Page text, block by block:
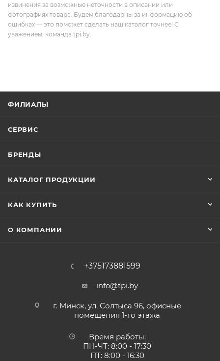
извинения за возможные неточности в описании или
фотографиях товара. Будем благодарны за информацию об
ошибках — это поможет сделать наш каталог точнее! С
уважением, команда tpi.by.
ФИЛИАЛЫ
СЕРВИС
БРЕНДЫ
КАТАЛОГ ПРОДУКЦИИ
КАК КУПИТЬ
О КОМПАНИИ
+375173881599
info@tpi.by
г. Минск, ул. Солтыса 96, офисные
помещения 1-го этажа
Время работы:
ПН-ЧТ: 8:00 - 17:30
ПТ: 8:00 - 16:30